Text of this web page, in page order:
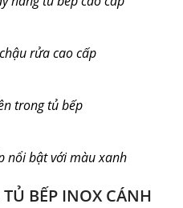
rửa cao cấp
trong tủ bếp
nổi bật với màu xanh
BẾP INOX CÁNH